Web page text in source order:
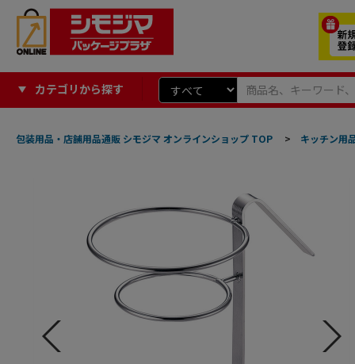
カテゴリから探す
包装用品・店舗用品通販 シモジマ オンラインショップ TOP > キッチン用